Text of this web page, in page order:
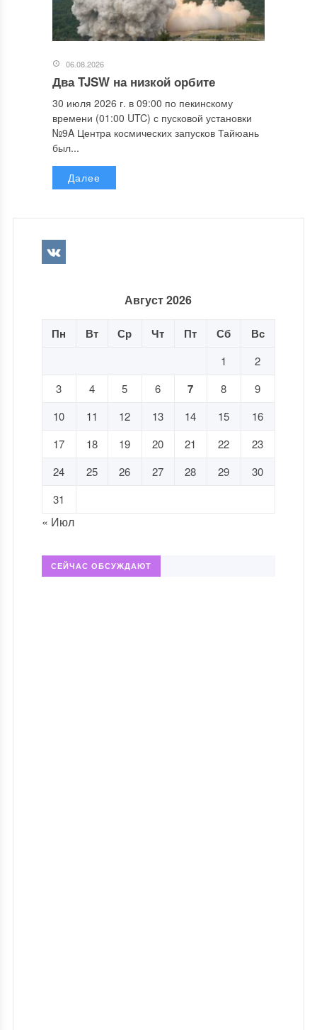
06.08.2026
Два TJSW на низкой орбите
30 июля 2026 г. в 09:00 по пекинскому
времени (01:00 UTC) с пусковой установки
№9A Центра космических запусков Тайюань
был...
Далее
Август 2026
Пн Вт Ср Чт Пт Сб Вс
1
2
3
4 5 6 7 8
9
10
11 12 13 14 15
16
17
18 19 20 21 22
23
24
25 26 27 28 29
30
31
« Июл
СЕЙЧАС ОБСУЖДАЮТ